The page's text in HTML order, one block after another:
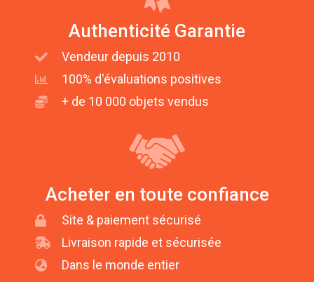
Authenticité Garantie
Vendeur depuis 2010
100% d'évaluations positives
+ de 10 000 objets vendus
Acheter en toute confiance
Site & paiement sécurisé
Livraison rapide et sécurisée
Dans le monde entier